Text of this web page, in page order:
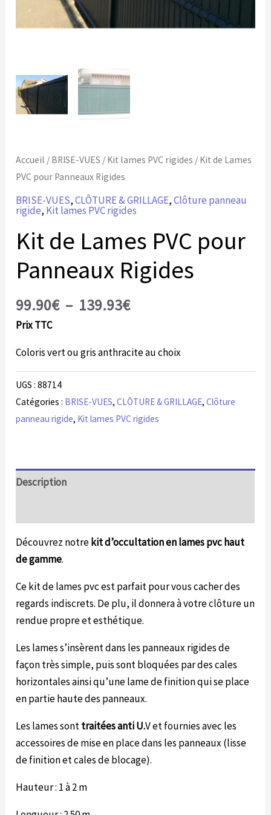
Accueil / BRISE-VUES / Kit lames PVC rigides / Kit de Lames
PVC pour Panneaux Rigides
BRISE-VUES,CLÔTURE & GRILLAGE,Clôture panneau
rigide, Kit lames PVC rigides
Kit de Lames PVC pour
Panneaux Rigides
99.90€ – 139.93€
Prix TTC
Coloris vert ou gris anthracite au choix
UGS :88714
Catégories : BRISE-VUES,CLÔTURE & GRILLAGE,Clôture
panneau rigide, Kit lames PVC rigides
Description
Découvrez notrekit d’occultation en lames pvc haut
de gamme.
Ce kit de lames pvc est parfait pour vous cacher des
regards indiscrets. De plu, il donnera à votre clôture un
rendue propre et esthétique.
Les lames s’insèrent dans les panneaux rigides de
façon très simple, puis sont bloquées par des cales
horizontales ainsi qu’une lame de finition qui se place
en partie haute des panneaux.
Les lames sonttraitées anti U.V et fournies avec les
accessoires de mise en place dans les panneaux (lisse
de finition et cales de blocage).
Hauteur : 1 à 2 m